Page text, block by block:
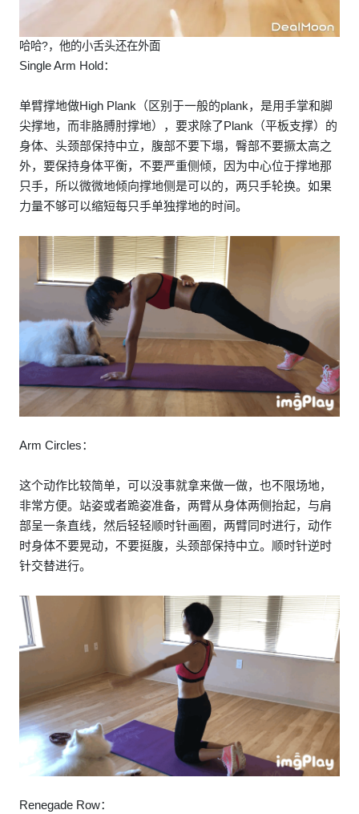
哈哈?，他的小舌头还在外面
Single Arm Hold：
单臂撑地做High Plank（区别于一般的plank，是用手掌和脚
尖撑地，而非胳膊肘撑地），要求除了Plank（平板支撑）的
身体、头颈部保持中立，腹部不要下塌，臀部不要撅太高之
外，要保持身体平衡，不要严重侧倾，因为中心位于撑地那
只手，所以微微地倾向撑地侧是可以的，两只手轮换。如果
力量不够可以缩短每只手单独撑地的时间。
Arm Circles：
这个动作比较简单，可以没事就拿来做一做，也不限场地，
非常方便。站姿或者跪姿准备，两臂从身体两侧抬起，与肩
部呈一条直线，然后轻轻顺时针画圈，两臂同时进行，动作
时身体不要晃动，不要挺腹，头颈部保持中立。顺时针逆时
针交替进行。
Renegade Row：